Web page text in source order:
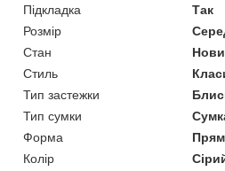
Підкладка
Так
Розмір
Стан
Стиль
Тип застежки
Тип сумки
Форма
Колір